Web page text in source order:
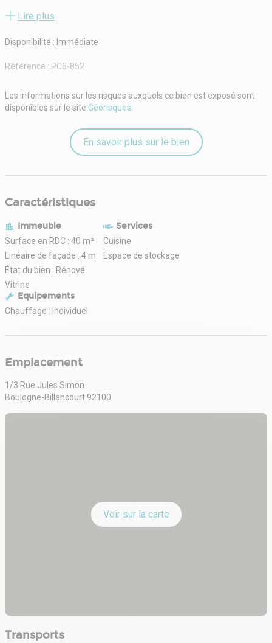
stockage facile d'accès par véhicule.
cuisine et de sanitaires équipés d'une douche.
Chauffage électrique indépendant.
Lire plus
Disponibilité : Immédiate
Référence : PC6-852
Les informations sur les risques auxquels ce bien est exposé sont
disponibles sur le site Géorisques.
En savoir plus sur le bien
Caractéristiques
Immeuble
Surface en RDC : 40 m²
Linéaire de façade : 4 m
État du bien : Rénové
Vitrine
Services
Cuisine
Espace de stockage
Equipements
Chauffage : Individuel
Emplacement
1/3 Rue Jules Simon
Boulogne-Billancourt 92100
Voir sur la carte
Transports